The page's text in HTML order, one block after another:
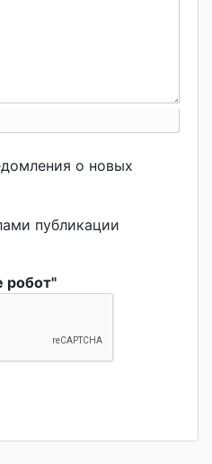
о новых
публикации
робот"